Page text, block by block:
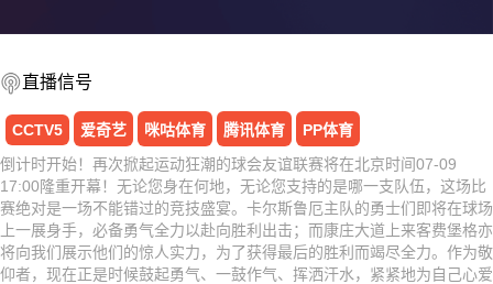
直播信号
CCTV5 爱奇艺 咪咕体育 腾讯体育
PP体育
倒计时开始！再次掀起运动狂潮的球会友谊联赛将在北京时间07-09
17:00隆重开幕！无论您身在何地，无论您支持的是哪一支队伍，这场比
赛绝对是一场不能错过的竞技盛宴。卡尔斯鲁厄主队的勇士们即将在球场
上一展身手，必备勇气全力以赴向胜利出击；而康庄大道上来客费堡格亦
将向我们展示他们的惊人实力，为了获得最后的胜利而竭尽全力。作为敬
仰者，现在正是时候鼓起勇气、一鼓作气、挥洒汗水，紧紧地为自己心爱